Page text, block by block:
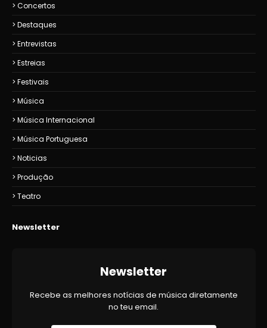
Concertos
Destaques
Entrevistas
Estreias
Festivais
Música
Música Internacional
Música Portuguesa
Noticias
Produção
Teatro
Newsletter
Newsletter
Recebe as melhores notícias de música diretamente
no teu email.